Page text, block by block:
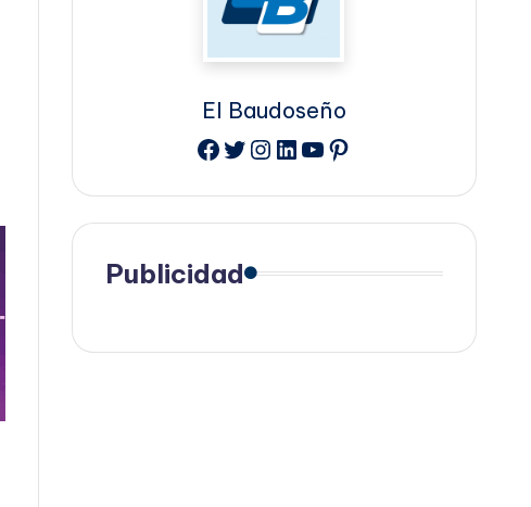
El Baudoseño
Facebook
Twitter
Instagram
LinkedIn
YouTube
Pinterest
Publicidad